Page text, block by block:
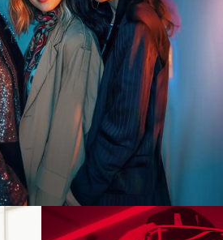
&
&
Auslandsprogramme
für unsere
Studierenden
Internationale
Partnerhochschulen
Studieren in
Deutschland
Studyplus
Deinen Campus entdecken
Berlin
Düsseldorf
Hamburg
München